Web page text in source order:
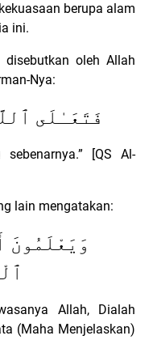
berupa alam
ini.
disebutkan oleh Allah
Nya:
فَتَعَـٰلَى
[QS Al-
lain mengatakan:
وَيَعْلَمُونَ
Allah, Dialah
(Maha Menjelaskan)